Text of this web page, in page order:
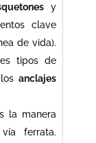
y
clave
de vida).
tipos de
anclajes
la manera
ferrata.